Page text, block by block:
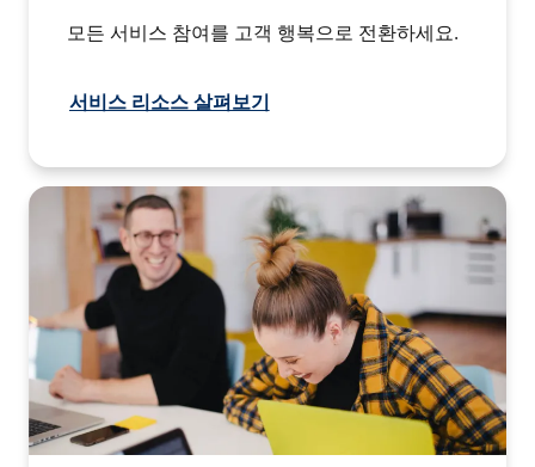
모든 서비스 참여를 고객 행복으로 전환하세요.
서비스 리소스 살펴보기